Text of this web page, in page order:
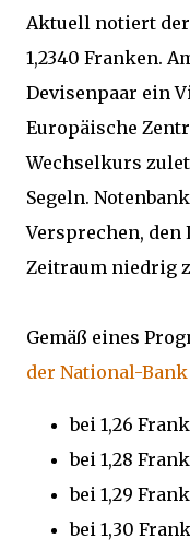
Aktuell notiert
1,2340 Franken.
Devisenpaar ein
Europäische
Wechselkurs
Segeln.
Versprechen,
Zeitraum niedrig
Gemäß eines
der National-Bank
bei 1,26
bei 1,28
bei 1,29
bei 1,30